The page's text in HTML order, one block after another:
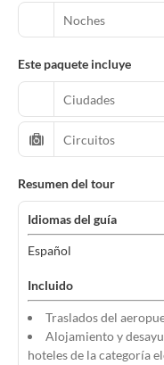
Noches
Este paquete incluye
Ciudades
Circuitos
Resumen del tour
Idiomas del guía
Español
Incluido
Traslados del
Alojamiento y
hoteles de la categoría